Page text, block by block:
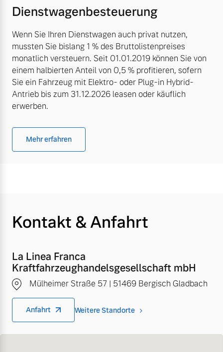
Dienstwagenbesteuerung
Wenn Sie Ihren Dienstwagen auch privat nutzen,
mussten Sie bislang 1 % des Bruttolistenpreises
monatlich versteuern. Seit 01.01.2019 können Sie von
einem halbierten Anteil von 0,5 % profitieren, sofern
Sie ein Fahrzeug mit Elektro- oder Plug-in Hybrid-
Antrieb bis zum 31.12.2026 leasen oder käuflich
erwerben.
Mehr erfahren
Kontakt & Anfahrt
La Linea Franca
Kraftfahrzeughandelsgesellschaft mbH
Mülheimer Straße 57 | 51469 Bergisch Gladbach
Anfahrt Weitere Standorte